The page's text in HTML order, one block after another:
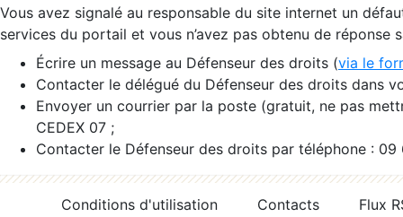
Vous avez signalé au responsable du site internet un
services du portail et vous n’avez pas obtenu de réponse
Écrire un message au Défenseur des droits (via le
Contacter le délégué du Défenseur des droits dans
Envoyer un courrier par la poste (gratuit, ne pas
CEDEX 07 ;
Contacter le Défenseur des droits par téléphone :
Conditions d'utilisation Contacts
Flux